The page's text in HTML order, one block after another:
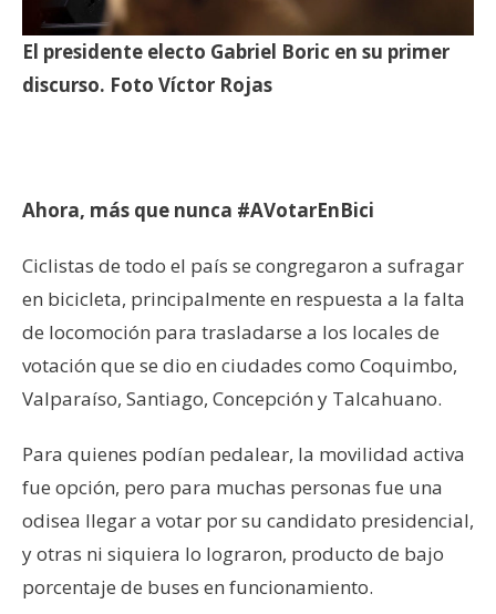
El presidente electo Gabriel Boric en su primer
discurso. Foto Víctor Rojas
Ahora, más que nunca #AVotarEnBici
Ciclistas de todo el país se congregaron a sufragar
en bicicleta, principalmente en respuesta a la falta
de locomoción para trasladarse a los locales de
votación que se dio en ciudades como Coquimbo,
Valparaíso, Santiago, Concepción y Talcahuano.
Para quienes podían pedalear, la movilidad activa
fue opción, pero para muchas personas fue una
odisea llegar a votar por su candidato presidencial,
y otras ni siquiera lo lograron, producto de bajo
porcentaje de buses en funcionamiento.